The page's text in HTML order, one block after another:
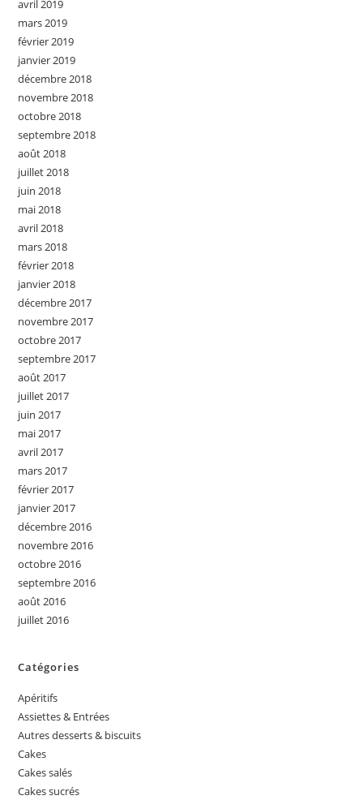
avril 2019
mars 2019
février 2019
janvier 2019
décembre 2018
novembre 2018
octobre 2018
septembre 2018
août 2018
juillet 2018
juin 2018
mai 2018
avril 2018
mars 2018
février 2018
janvier 2018
décembre 2017
novembre 2017
octobre 2017
septembre 2017
août 2017
juillet 2017
juin 2017
mai 2017
avril 2017
mars 2017
février 2017
janvier 2017
décembre 2016
novembre 2016
octobre 2016
septembre 2016
août 2016
juillet 2016
Catégories
Apéritifs
Assiettes & Entrées
Autres desserts & biscuits
Cakes
Cakes salés
Cakes sucrés